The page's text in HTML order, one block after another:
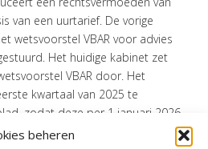
beheren
van een uurtarief. De vorige
wetsvoorstel VBAR voor advies
Het huidige kabinet zet
VBAR door. Het
kwartaal van 2025 te
zodat deze per 1 januari 2026